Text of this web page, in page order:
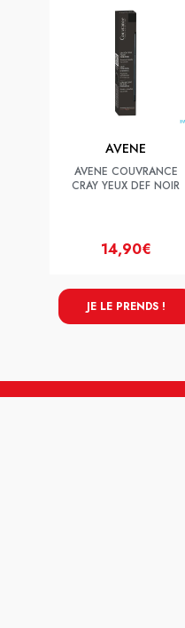
AVENE
AVENE COUVRANCE
CRAY YEUX DEF NOIR
14,90€
JE LE PRENDS !